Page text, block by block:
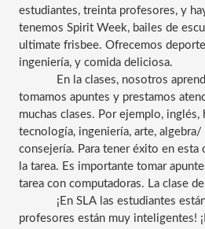
estudiantes, treinta profesores, y
tenemos Spirit Week, bailes de
ultimate frisbee. Ofrecemos
ingeniería, y comida deliciosa.
En la clases, nosotros
tomamos apuntes y prestamos
muchas clases. Por ejemplo, inglés,
tecnología, ingeniería, arte,
consejería. Para tener éxito en esta
la tarea. Es importante tomar
tarea con computadoras. La clase
¡En SLA las estudiantes
profesores están muy inteligentes!